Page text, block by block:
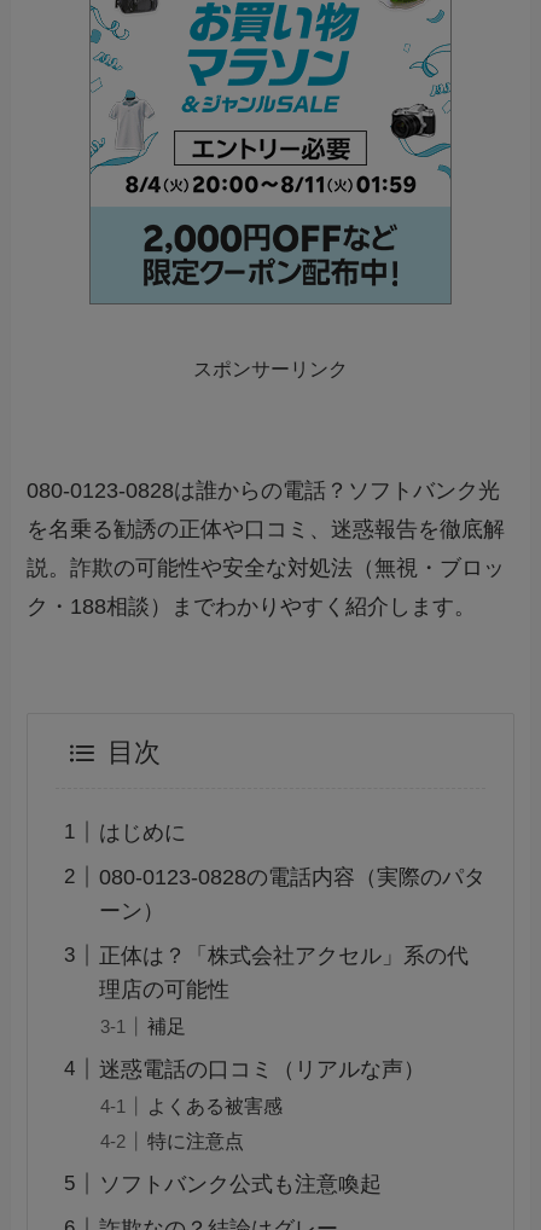
スポンサーリンク
080-0123-0828は誰からの電話？ソフトバンク光
を名乗る勧誘の正体や口コミ、迷惑報告を徹底解
説。詐欺の可能性や安全な対処法（無視・ブロッ
ク・188相談）までわかりやすく紹介します。
目次
はじめに
080-0123-0828の電話内容（実際のパタ
ーン）
正体は？「株式会社アクセル」系の代
理店の可能性
補足
迷惑電話の口コミ（リアルな声）
よくある被害感
特に注意点
ソフトバンク公式も注意喚起